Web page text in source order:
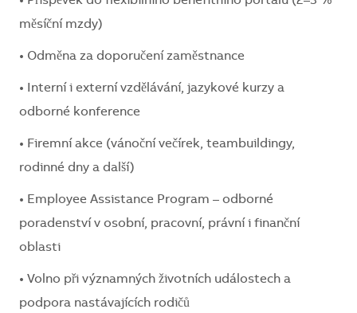
měsíční mzdy)
• Odměna za doporučení zaměstnance
• Interní i externí vzdělávání, jazykové kurzy a
odborné konference
• Firemní akce (vánoční večírek, teambuildingy,
rodinné dny a další)
• Employee Assistance Program – odborné
poradenství v osobní, pracovní, právní i finanční
oblasti
• Volno při významných životních událostech a
podpora nastávajících rodičů